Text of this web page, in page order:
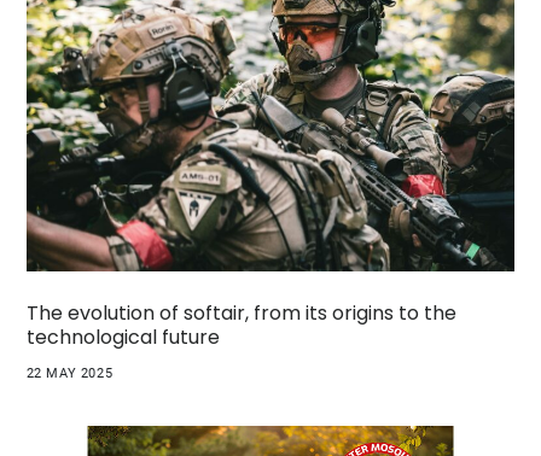
The evolution of softair, from its origins to the
technological future
22 MAY 2025